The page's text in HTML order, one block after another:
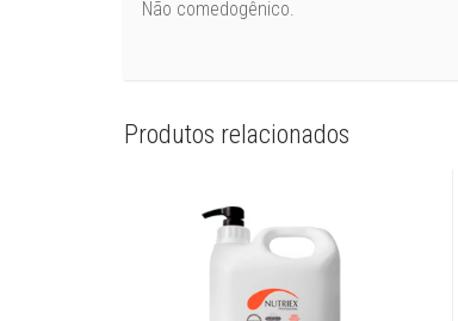
Não comedogênico.
Produtos relacionados